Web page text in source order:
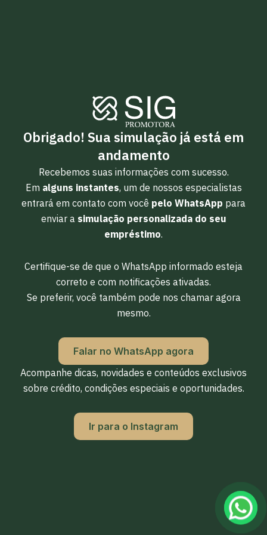
Obrigado! Sua simulação já está em
andamento
Recebemos suas informações com sucesso.
Em alguns instantes, um de nossos especialistas
entrará em contato com você pelo WhatsApp para
enviar a simulação personalizada do seu
empréstimo.
Certifique-se de que o WhatsApp informado esteja
correto e com notificações ativadas.
Se preferir, você também pode nos chamar agora
mesmo.
Falar no WhatsApp agora
Acompanhe dicas, novidades e conteúdos exclusivos
sobre crédito, condições especiais e oportunidades.
Ir para o Instagram